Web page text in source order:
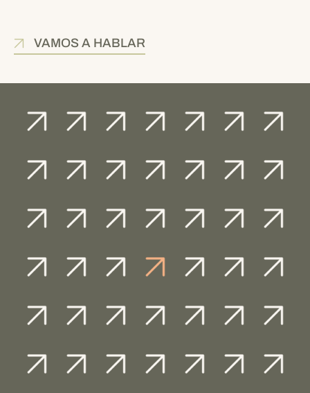
VAMOS A HABLAR